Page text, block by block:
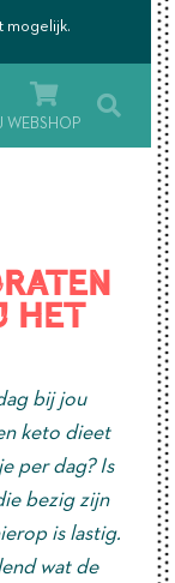
mogelijk.
WEBSHOP
het
bij jou
keto dieet
per dag? Is
bezig zijn
is lastig.
wat de